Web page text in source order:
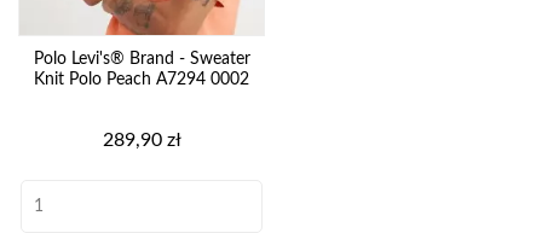
Polo Levi's® Brand - Sweater
Knit Polo Peach A7294 0002
Cena
289,90 zł